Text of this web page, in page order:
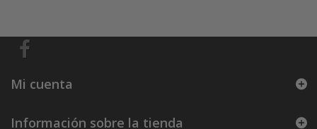
Mi cuenta
Información sobre la tienda